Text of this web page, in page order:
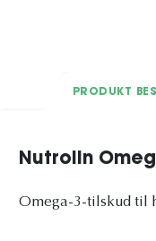
PRODUKT
Nutrolin
Omega-3-tilskud til